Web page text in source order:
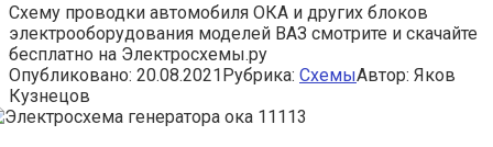
Схему проводки автомобиля ОКА и других блоков
электрооборудования моделей ВАЗ смотрите и скачайте
бесплатно на Электросхемы.ру
Опубликовано: 20.08.2021Рубрика: СхемыАвтор: Яков
Кузнецов